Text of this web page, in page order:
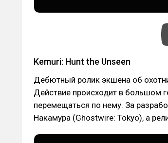
Kemuri: Hunt the Unseen
Дебютный ролик экшена об
Действие происходит в большом
перемещаться по нему. За
Накамура (Ghostwire: Tokyo), а